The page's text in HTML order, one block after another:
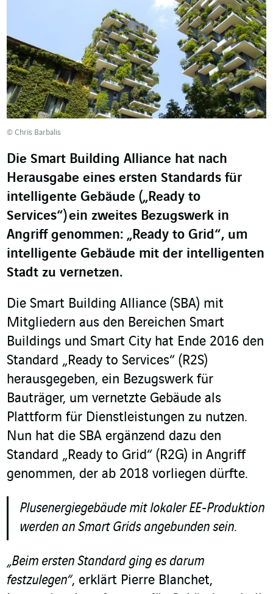
© Chris Barbalis
Die Smart Building Alliance hat nach
Herausgabe eines ersten Standards für
intelligente Gebäude („Ready to
Services“) ein zweites Bezugswerk in
Angriff genommen: „Ready to Grid“, um
intelligente Gebäude mit der intelligenten
Stadt zu vernetzen.
Die Smart Building Alliance (SBA) mit
Mitgliedern aus den Bereichen Smart
Buildings und Smart City hat Ende 2016 den
Standard „Ready to Services“ (R2S)
herausgegeben, ein Bezugswerk für
Bauträger, um vernetzte Gebäude als
Plattform für Dienstleistungen zu nutzen.
Nun hat die SBA ergänzend dazu den
Standard „Ready to Grid“ (R2G) in Angriff
genommen, der ab 2018 vorliegen dürfte.
Plusenergiegebäude mit lokaler EE-Produktion
werden an Smart Grids angebunden sein.
„Beim ersten Standard ging es darum
festzulegen“, erklärt Pierre Blanchet,